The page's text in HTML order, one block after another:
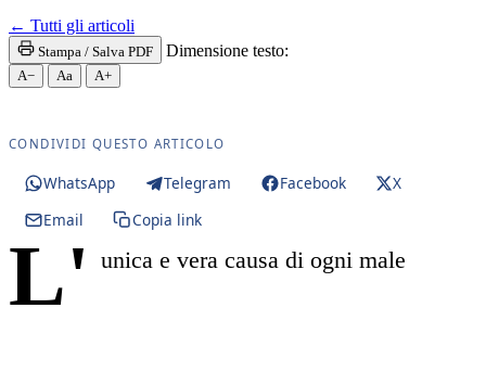
← Tutti gli articoli
Stampa / Salva PDF Dimensione testo:
A− Aa A+
CONDIVIDI QUESTO ARTICOLO
WhatsApp Telegram Facebook
X
Email
Copia link
L' unica e vera causa di ogni male